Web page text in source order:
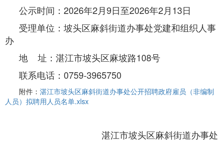
公示时间：2026年2月9日至2026年2月13日
受理单位：坡头区麻斜街道办事处党建和组织人事
办
地 址：湛江市坡头区麻坡路108号
联系电话：0759-3965750
附件： 湛江市坡头区麻斜街道办事处公开招聘政府雇员（非编制
人员）拟聘用人员名单.xlsx
湛江市坡头区麻斜街道办事处